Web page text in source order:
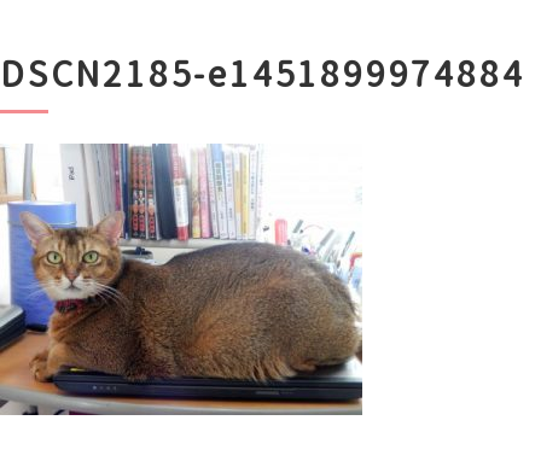
DSCN2185-e1451899974884